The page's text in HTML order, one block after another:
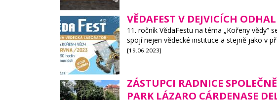
VĚDAFEST V DEJVICÍCH
11. ročník VědaFestu na téma „Kořeny vědy“
spojí nejen vědecké instituce a stejně jako v
[19.06.2023]
ZÁSTUPCI RADNICE
PARK LÁZARO CÁRDENASE